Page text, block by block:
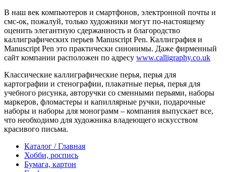
В наш век компьютеров и смартфонов, электронной почты и
смс-ок, пожалуй, только художники могут по-настоящему
оценить элегантную сдержанность и благородство
каллиграфических перьев Manuscript Pen. Каллиграфия и
Manuscript Pen это практически синонимы. Даже фирменный
сайт компании расположен по адресу www.calligraphy.co.uk
Классические каллиграфические перья, перья для
картографии и стенографии, плакатные перья, перья для
учебного рисунка, авторучки со сменными перьями, наборы
маркеров, фломастеры и капиллярные ручки, подарочные
наборы и наборы для монограмм – компания выпускает все,
что необходимо для художника владеющего искусством
красивого письма.
Каталог / Главная
Хобби, роспись
Бумага, картон